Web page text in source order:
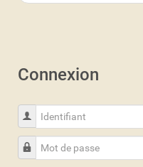
Connexion
Identifiant
Mot de passe